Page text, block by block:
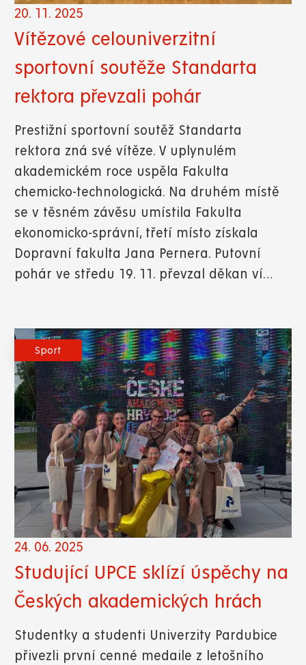
20. 11. 2025
Vítězové celouniverzitní
sportovní soutěže Standarta
rektora převzali pohár
Prestižní sportovní soutěž Standarta
rektora zná své vítěze. V uplynulém
akademickém roce uspěla Fakulta
chemicko-technologická. Na druhém místě
se v těsném závěsu umístila Fakulta
ekonomicko-správní, třetí místo získala
Dopravní fakulta Jana Pernera. Putovní
pohár ve středu 19. 11. převzal děkan ví…
Sport
24. 06. 2025
Studující UPCE sklízí úspěchy na
Českých akademických hrách
Studentky a studenti Univerzity Pardubice
přivezli první cenné medaile z letošního